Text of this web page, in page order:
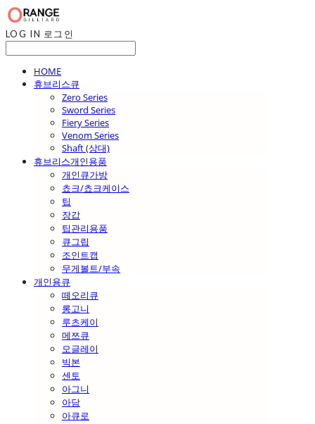
LOG IN 로그인
HOME
휴브리스큐
Zero Series
Sword Series
Fiery Series
Venom Series
Shaft (상대)
휴브리스개인용품
개인큐가방
쵸크/쵸크케이스
팁
장갑
팁관리용품
큐그립
조인트캡
무게볼트/부속
개인용큐
떼오리큐
롱고니
루츠케이
메쯔큐
모글레이
빅본
센토
아그니
아담
아큐로